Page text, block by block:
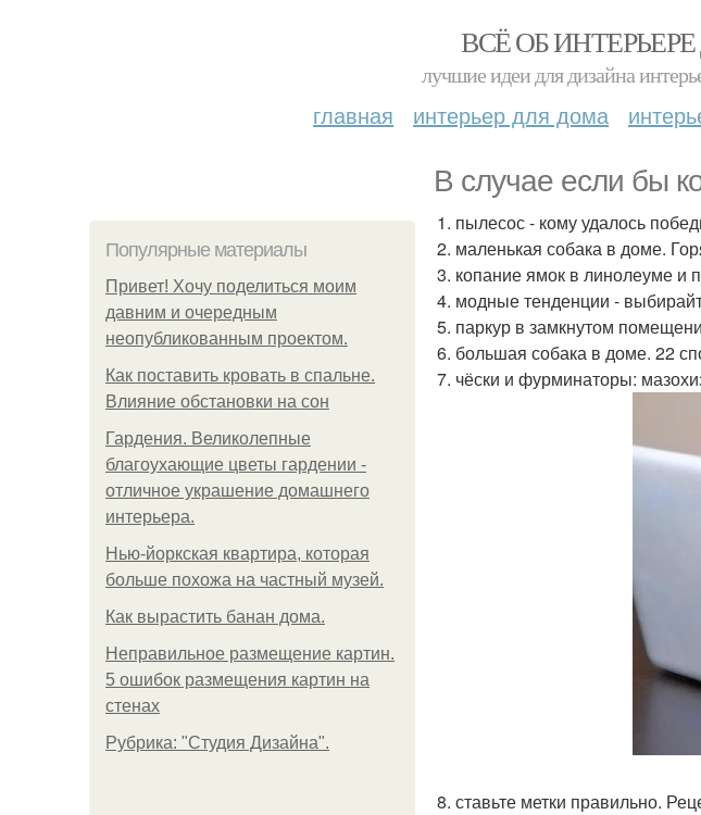
ВСЁ ОБ
лучшие идеи для дизайна
главная интерьер для дома
В случае если бы
Популярные материалы
Привет! Хочу поделиться моим
давним и очередным
неопубликованным проектом.
Как поставить кровать в спальне.
Влияние обстановки на сон
Гардения. Великолепные
благоухающие цветы гардении -
отличное украшение домашнего
интерьера.
Нью-йоркская квартира, которая
больше похожа на частный музей.
Как вырастить банан дома.
Неправильное размещение картин.
5 ошибок размещения картин на
стенах
Рубрика: "Студия Дизайна".
1. пылесос - кому удалось
2. маленькая собака в доме.
3. копание ямок в линолеуме и
4. модные тенденции -
5. паркур в замкнутом
6. большая собака в доме. 22
7. чёски и фурминаторы:
8. ставьте метки правильно.